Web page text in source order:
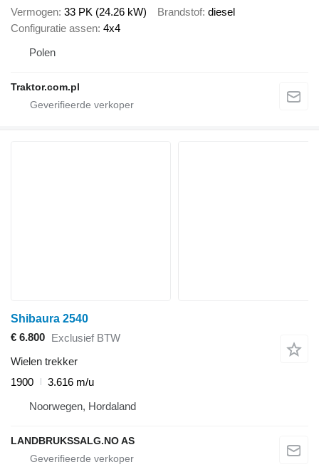
Vermogen 33 PK (24.26 kW) Brandstof diesel
Configuratie assen 4x4
Polen
Traktor.com.pl
Shibaura 2540
€ 6.800 Exclusief BTW
Wielen trekker
1900
3.616 m/u
Noorwegen, Hordaland
LANDBRUKSSALG.NO AS